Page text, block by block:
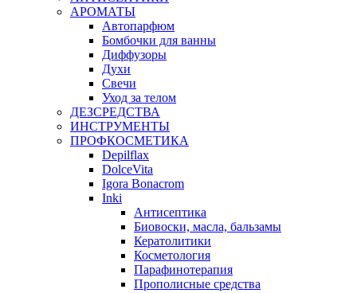
АРОМАТЫ
Автопарфюм
Бомбочки для ванны
Диффузоры
Духи
Свечи
Уход за телом
ДЕЗСРЕДСТВА
ИНСТРУМЕНТЫ
ПРОФКОСМЕТИКА
Depilflax
DolceVita
Igora Bonacrom
Inki
Антисептика
Биовоски, масла, бальзамы
Кератолитики
Косметология
Парафинотерапия
Прополисные средства